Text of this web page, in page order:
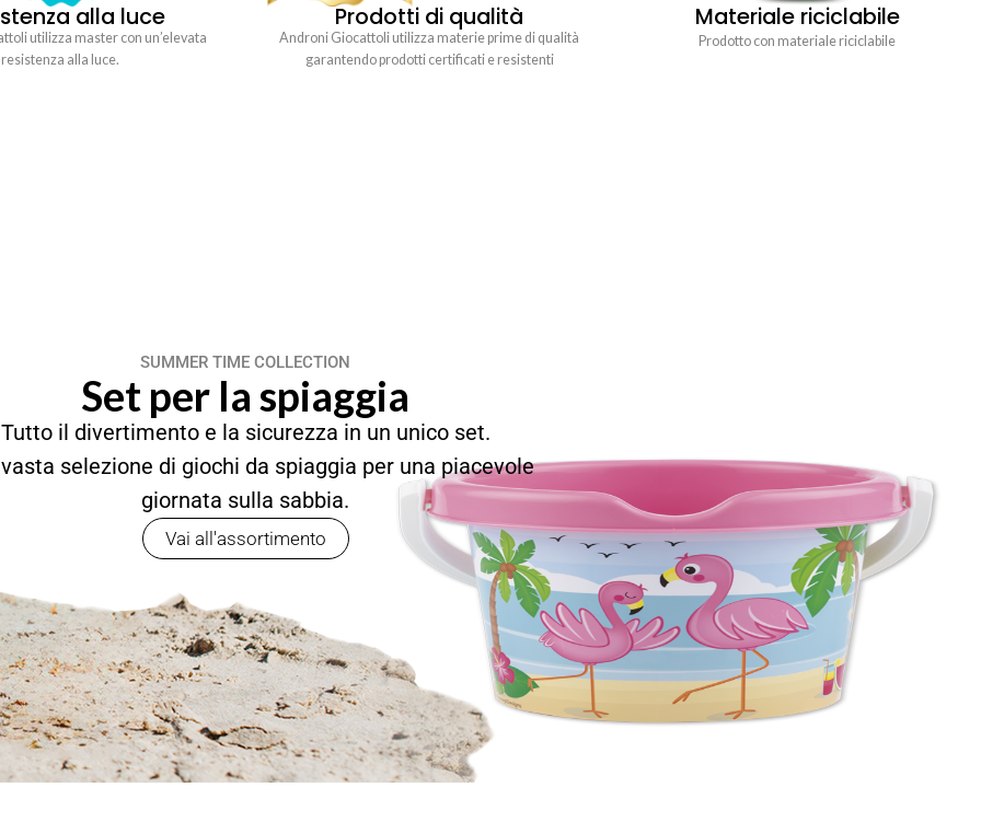
alla luce
utilizza master con un’elevata
resistenza alla luce.
Prodotti di qualità
Androni Giocattoli utilizza materie prime di qualità
garantendo prodotti certificati e resistenti
Materiale riciclabile
Prodotto con materiale riciclabile
SUMMER TIME COLLECTION
Set per la spiaggia
Tutto il divertimento e la sicurezza in un unico set.
selezione di giochi da spiaggia per una piacevole
giornata sulla sabbia.
Vai all'assortimento